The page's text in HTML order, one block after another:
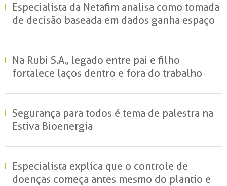
Especialista da Netafim analisa como tomada
de decisão baseada em dados ganha espaço
Na Rubi S.A., legado entre pai e filho
fortalece laços dentro e fora do trabalho
Segurança para todos é tema de palestra na
Estiva Bioenergia
Especialista explica que o controle de
doenças começa antes mesmo do plantio e